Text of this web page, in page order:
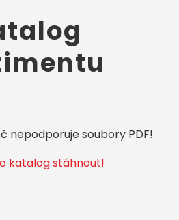
nepodporuje soubory PDF!
katalog stáhnout!